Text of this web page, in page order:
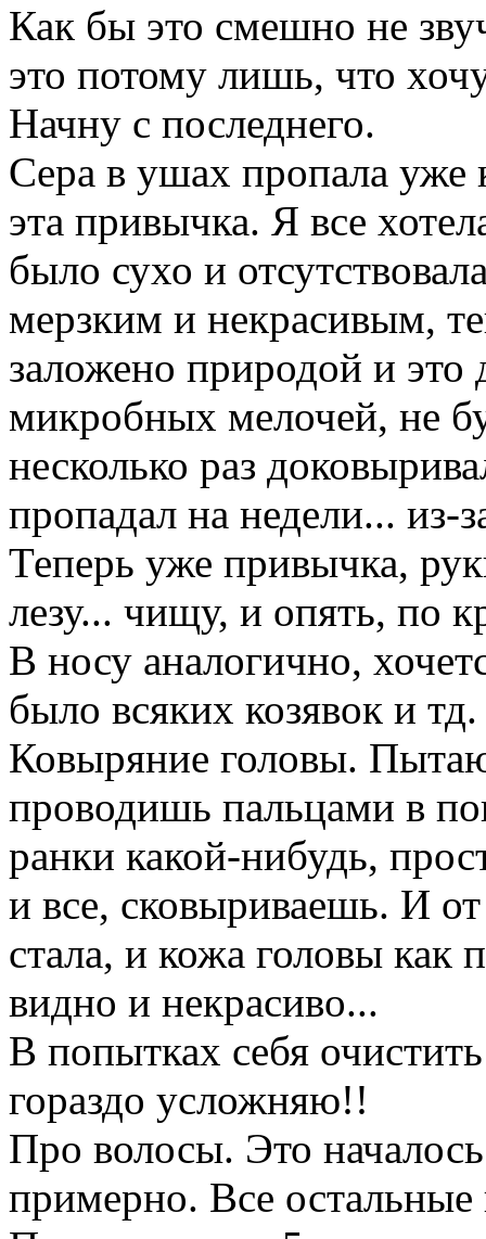
Как бы это смешно не
это потому лишь, что
Начну с последнего.
Сера в ушах пропала уже
эта привычка. Я все
было сухо и
мерзким и некрасивым,
заложено природой и это
микробных мелочей, не
несколько раз
пропадал на недели... из-
Теперь уже привычка,
лезу... чищу, и опять, по
В носу аналогично,
было всяких козявок и тд.
Ковыряние головы.
проводишь пальцами в
ранки какой-нибудь,
и все, сковыриваешь. И от
стала, и кожа головы как
видно и некрасиво...
В попытках себя
гораздо усложняю!!
Про волосы. Это
примерно. Все